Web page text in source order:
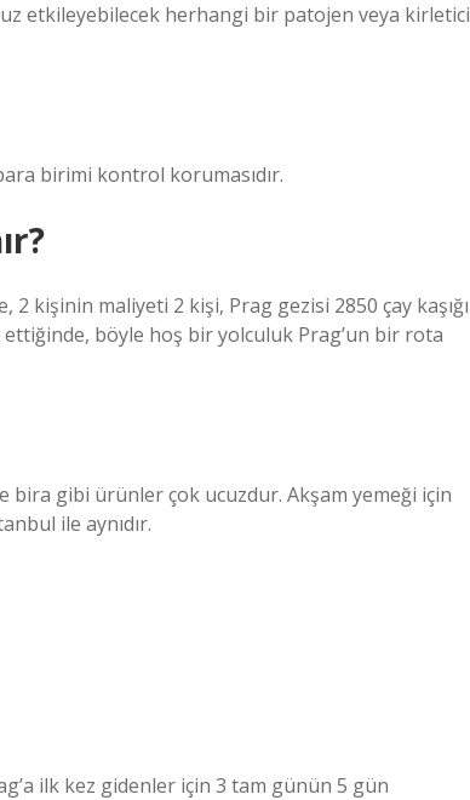
etkileyebilecek herhangi bir patojen veya kirletici
birimi kontrol korumasıdır.
kişinin maliyeti 2 kişi, Prag gezisi 2850 çay kaşığı
ettiğinde, böyle hoş bir yolculuk Prag’un bir rota
bira gibi ürünler çok ucuzdur. Akşam yemeği için
ile aynıdır.
ilk kez gidenler için 3 tam günün 5 gün